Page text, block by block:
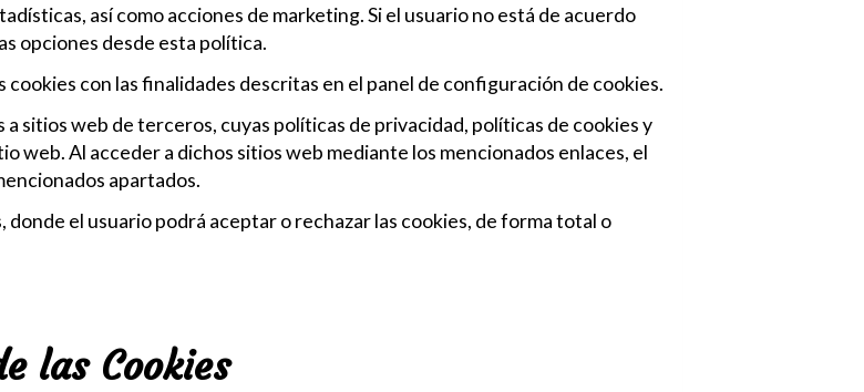
así como acciones de marketing. Si el usuario no está de acuerdo
opciones desde esta política.
con las finalidades descritas en el panel de configuración de cookies.
sitios web de terceros, cuyas políticas de privacidad, políticas de cookies y
web. Al acceder a dichos sitios web mediante los mencionados enlaces, el
apartados.
el usuario podrá aceptar o rechazar las cookies, de forma total o
las Cookies